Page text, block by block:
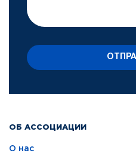
ОБ АССОЦИАЦИИ
О нас